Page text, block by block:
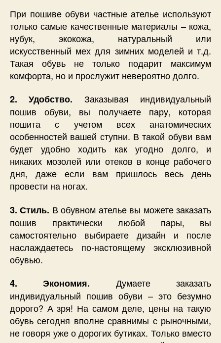
При пошиве обуви частные ателье используют
только самые качественные материалы – кожа,
нубук, экокожа, натуральный или
искусственный мех для зимних моделей и т.д.
Такая обувь не только подарит максимум
комфорта, но и прослужит невероятно долго.
2. Удобство. Заказывая индивидуальный
пошив обуви, вы получаете пару, которая
пошита с учетом всех анатомических
особенностей вашей ступни. В такой обуви вам
будет удобно ходить как угодно долго, и
никаких мозолей или отеков в конце рабочего
дня, даже если вам пришлось весь день
провести на ногах.
3. Стиль. В обувном ателье вы можете заказать
пошив практически любой пары, вы
самостоятельно выбираете дизайн и после
наслаждаетесь по-настоящему эксклюзивной
обувью.
4. Экономия. Думаете заказать
индивидуальный пошив обуви – это безумно
дорого? А зря! На самом деле, цены на такую
обувь сегодня вполне сравнимы с рыночными,
не говоря уже о дорогих бутиках. Только вместо